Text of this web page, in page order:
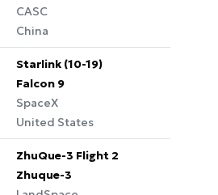
CASC
China
Starlink (10-19)
Falcon 9
SpaceX
United States
ZhuQue-3 Flight 2
Zhuque-3